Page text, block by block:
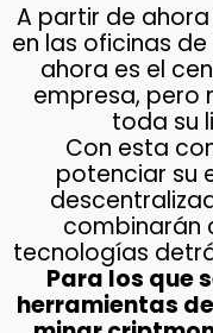
A partir de
en las oficinas de
ahora es el
empresa, pero
toda su
Con esta
potenciar su
combinarán
tecnologías
Para los que
herramientas